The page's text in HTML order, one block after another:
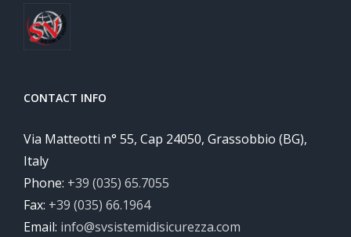
CONTACT INFO
Via Matteotti n° 55, Cap 24050, Grassobbio (BG),
Italy
Phone: +39 (035) 65.7055
Fax: +39 (035) 66.1964
Email: info@svsistemidisicurezza.com